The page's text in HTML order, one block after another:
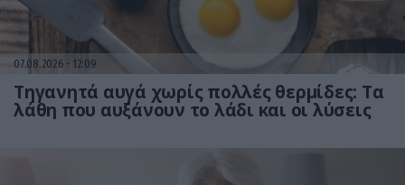
07.08.2026 12:09
Τηγανητά αυγά χωρίς πολλές θερμίδες: Τα
λάθη που αυξάνουν το λάδι και οι λύσεις